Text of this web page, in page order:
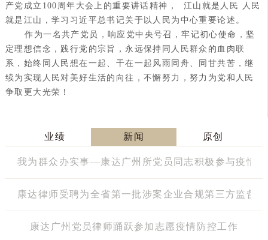
产党成立100周年大会上的重要讲话精神， 江山就是人民 人民
就是江山，学习习近平总书记关于以人民为中心重要论述。
作为一名共产党员，响应党中央号召，牢记初心使命，坚
定理想信念，践行党的宗旨，永远保持同人民群众的血肉联
系，始终同人民想在一起、干在一起风雨同舟、同甘共苦，继
续为实现人民对美好生活的向往，不懈努力，努力为党和人民
争取更大光荣！
业绩 新闻 原创
我为群众办实事—康达广州所党员同志积极参与疫情
康达律师受聘为全省第一批涉案企业合规第三方监督
康达广州党员律师踊跃参加志愿疫情防控工作